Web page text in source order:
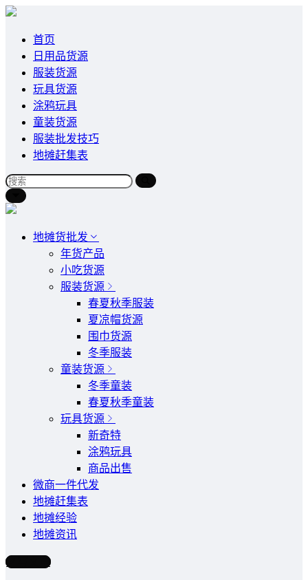
首页
日用品货源
服装货源
玩具货源
涂鸦玩具
童装货源
服装批发技巧
地摊赶集表
地摊货批发
年货产品
小吃货源
服装货源
春夏秋季服装
夏凉帽货源
围巾货源
冬季服装
童装货源
冬季童装
春夏秋季童装
玩具货源
新奇特
涂鸦玩具
商品出售
微商一件代发
地摊赶集表
地摊经验
地摊资讯
写文章